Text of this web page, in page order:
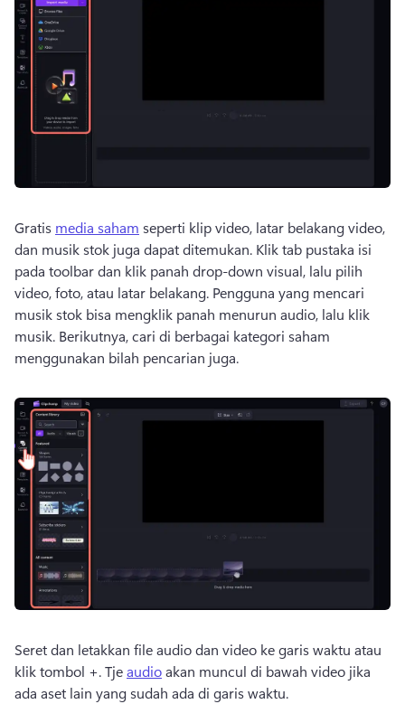
Gratis media saham seperti klip video, latar belakang video,
dan musik stok juga dapat ditemukan. Klik tab pustaka isi
pada toolbar dan klik panah drop-down visual, lalu pilih
video, foto, atau latar belakang. Pengguna yang mencari
musik stok bisa mengklik panah menurun audio, lalu klik
musik. Berikutnya, cari di berbagai kategori saham
menggunakan bilah pencarian juga.
Seret dan letakkan file audio dan video ke garis waktu atau
klik tombol +. Tje audio akan muncul di bawah video jika
ada aset lain yang sudah ada di garis waktu.